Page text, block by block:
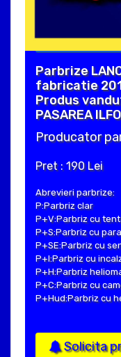
Parbrize
fabricatie
Produs
PASAREA
Producator
Pret : 190 Lei
Abrevieri parbrize:
P:Parbriz clar
P+V:Parbriz cu
P+S:Parbriz cu
P+SE:Parbriz cu
P+I:Parbriz cu
P+H:Parbriz
P+C:Parbriz cu
P+Hud:Parbriz cu
Solicita